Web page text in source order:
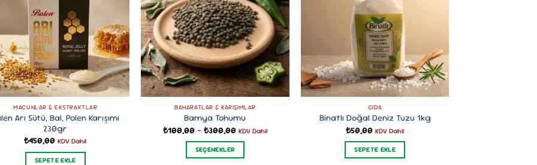
Seçenekler
ürün
sayfasından
seçilebilir
Seçenekler
ürün
sayfasından
seçilebilir
Seçenekler
ürün
sayfasından
seçilebilir
MACUNLAR & EKSTRAKTLAR
Arı Sütü, Bal, Polen Karışımı
230gr
₺450,00 KDV Dahil
SEPETE EKLE
BAHARATLAR & KARIŞIMLAR
Bamya Tohumu
₺100,00 – ₺300,00Fiyat
-
KDV Dahil
SEÇENEKLER
GIDA
Binatlı Doğal Deniz Tuzu 1kg
₺50,00 KDV Dahil
SEPETE EKLE